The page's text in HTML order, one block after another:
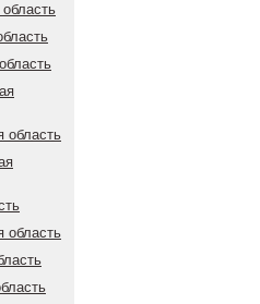
область
область